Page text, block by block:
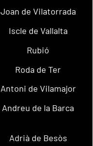
Joan de Vilatorrada
Iscle de Vallalta
Rubió
Roda de Ter
Antoni de Vilamajor
Andreu de la Barca
Adrià de Besòs